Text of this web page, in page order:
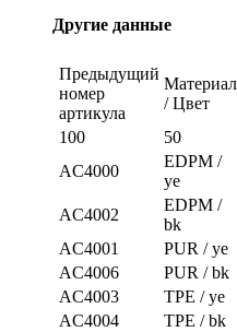
Другие данные
Предыдущий
номер
артикула
Материал
/ Цвет
100
50
AC4000
EDPM /
ye
AC4002
EDPM /
bk
AC4001
PUR / ye
AC4006
PUR / bk
AC4003
TPE / ye
AC4004
TPE / bk